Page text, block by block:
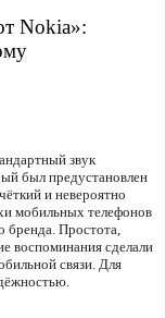
Nokia»:
звук
был предустановлен
и невероятно
мобильных телефонов
бренда. Простота,
воспоминания сделали
связи. Для